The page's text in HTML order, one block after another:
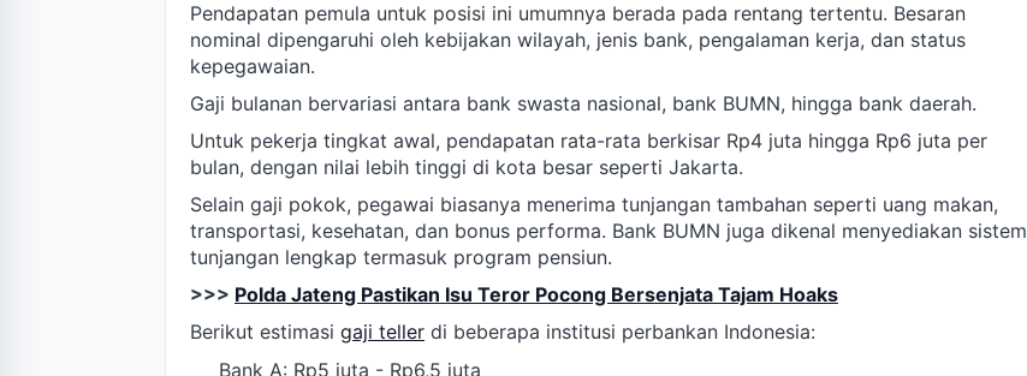
Pendapatan pemula untuk posisi ini umumnya berada pada rentang tertentu. Besaran
nominal dipengaruhi oleh kebijakan wilayah, jenis bank, pengalaman kerja, dan status
kepegawaian.
Gaji bulanan bervariasi antara bank swasta nasional, bank BUMN, hingga bank daerah.
Untuk pekerja tingkat awal, pendapatan rata-rata berkisar Rp4 juta hingga Rp6 juta per
bulan, dengan nilai lebih tinggi di kota besar seperti Jakarta.
Selain gaji pokok, pegawai biasanya menerima tunjangan tambahan seperti uang makan,
transportasi, kesehatan, dan bonus performa. Bank BUMN juga dikenal menyediakan sistem
tunjangan lengkap termasuk program pensiun.
>>> Polda Jateng Pastikan Isu Teror Pocong Bersenjata Tajam Hoaks
Berikut estimasi gaji teller di beberapa institusi perbankan Indonesia:
Bank A: Rp5 juta - Rp6,5 juta